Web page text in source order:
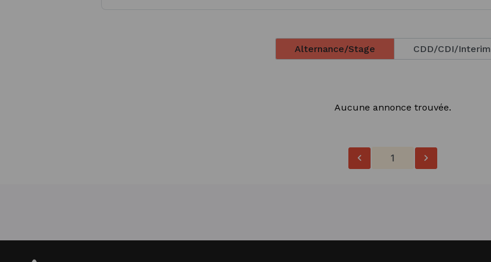
Alternance/Stage CDD/CDI/Interim
Aucune annonce trouvée.
1